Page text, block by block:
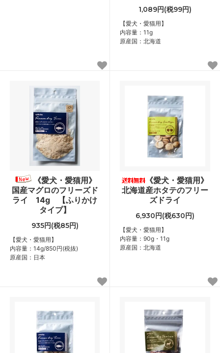
1,089円(税99円)
【愛犬・愛猫用】
内容量：11g
原産国：北海道
《愛犬・愛猫用》
国産マグロのフリーズド
ライ 14g 【ふりかけ
タイプ】
935円(税85円)
【愛犬・愛猫用】
内容量：14g/850円(税抜)
原産国：日本
《愛犬・愛猫用》
北海道産ホタテのフリー
ズドライ
6,930円(税630円)
【愛犬・愛猫用】
内容量：90g・11g
原産国：北海道